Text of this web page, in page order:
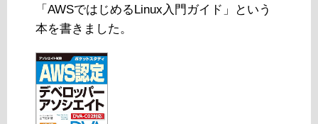
「AWSではじめるLinux入門ガイド」という
本を書きました。